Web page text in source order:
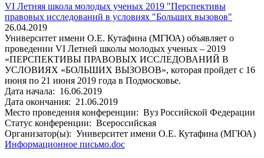
VI Летняя школа молодых ученых 2019 "Перспективы
правовых исследований в условиях "Больших вызовов"
26.04.2019
Университет имени О.Е. Кутафина (МГЮА) объявляет о
проведении VI Летней школы молодых ученых – 2019
«ПЕРСПЕКТИВЫ ПРАВОВЫХ ИССЛЕДОВАНИЙ В
УСЛОВИЯХ «БОЛЬШИХ ВЫЗОВОВ», которая пройдет с 16
июня по 21 июня 2019 года в Подмосковье.
Дата начала: 16.06.2019
Дата окончания: 21.06.2019
Место проведения конференции: Вуз Российской Федерации
Статус конференции: Всероссийская
Организатор(ы): Университет имени О.Е. Кутафина (МГЮА)
Информационное письмо.doc